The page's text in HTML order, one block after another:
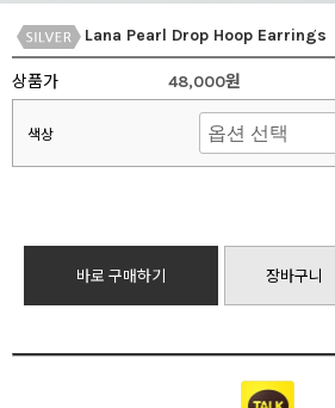
Lana Pearl Drop Hoop Earrings
상품가 48,000원
색상
바로 구매하기 장바구니